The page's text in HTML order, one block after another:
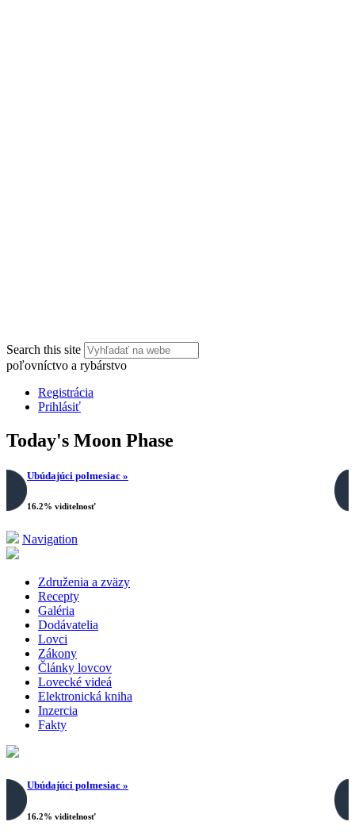
Search this site
poľovníctvo a rybárstvo
Registrácia
Prihlásiť
Today's Moon Phase
Ubúdajúci polmesiac »
16.2% viditelnosť
Navigation
Združenia a zväzy
Recepty
Galéria
Dodávatelia
Lovci
Zákony
Články lovcov
Lovecké videá
Elektronická kniha
Inzercia
Fakty
Ubúdajúci polmesiac »
16.2% viditelnosť